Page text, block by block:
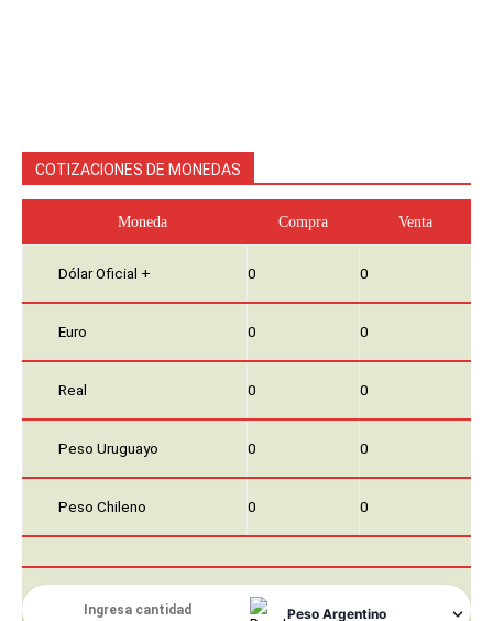
COTIZACIONES DE MONEDAS
Moneda Compra Venta
Dólar Oficial + 0 0
Euro 0 0
Real 0 0
Peso Uruguayo 0 0
Peso Chileno 0 0